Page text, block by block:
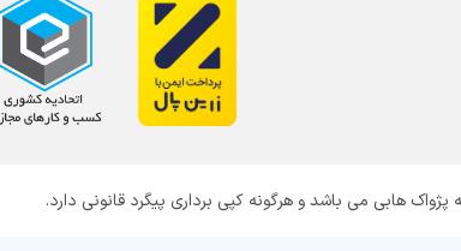
هابی می باشد و هرگونه کپی برداری پیگرد قانونی دارد.